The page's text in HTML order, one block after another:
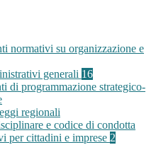
normativi su organizzazione e
generali 16
di programmazione strategico-
regionali
e codice di condotta
per cittadini e imprese 2